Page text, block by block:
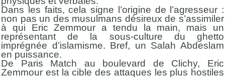
Dans les faits, cela signe l’origine de l’agresseur :
non pas un des musulmans désireux de s’assimiler
à qui Eric Zemmour a tendu la main, mais un
représentant de la sous-culture du ghetto
imprégnée d’islamisme. Bref, un Salah Abdeslam
en puissance.
De Paris Match au boulevard de Clichy, Eric
Zemmour est la cible des attaques les plus hostiles